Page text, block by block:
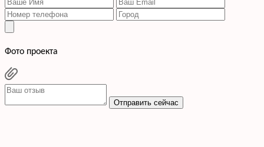
Фото проекта
Отправить сейчас